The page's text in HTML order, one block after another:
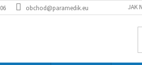
obchod@paramedik.eu JAK